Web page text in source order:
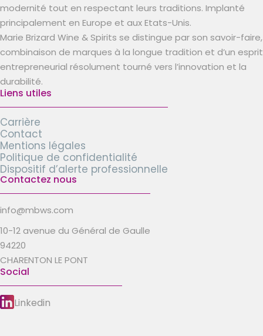
modernité tout en respectant leurs traditions. Implanté
principalement en Europe et aux Etats-Unis.
Marie Brizard Wine & Spirits se distingue par son savoir-faire,
combinaison de marques à la longue tradition et d’un esprit
entrepreneurial résolument tourné vers l’innovation et la
durabilité.
Liens utiles
Carrière
Contact
Mentions légales
Politique de confidentialité
Dispositif d’alerte professionnelle
Contactez nous
info@mbws.com
10-12 avenue du Général de Gaulle
94220
CHARENTON LE PONT
Social
Linkedin